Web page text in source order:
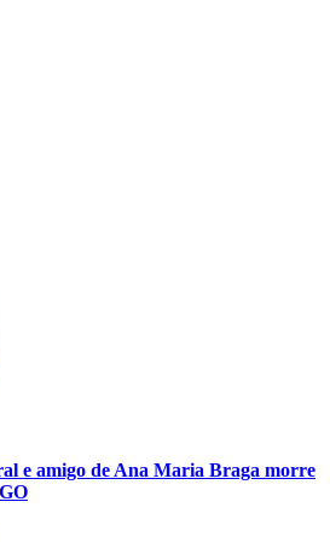
e amigo de Ana Maria Braga morre